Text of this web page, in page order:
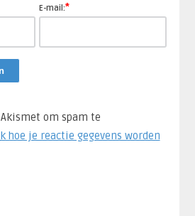
E-mail:*
om spam te
hoe je reactie gegevens worden